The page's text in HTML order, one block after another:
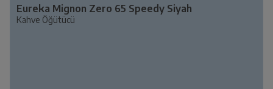
Eureka Mignon Zero 65 Speedy Siyah
Kahve Öğütücü